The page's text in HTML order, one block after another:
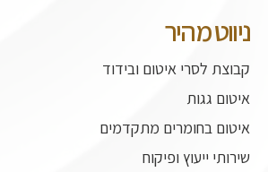
ניווט מהיר
קבוצת לסרי איטום ובידוד
איטום גגות
איטום בחומרים מתקדמים
שירותי ייעוץ ופיקוח